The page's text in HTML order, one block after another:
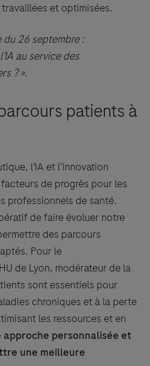
et optimisées.
du 26 septembre :
au service des
? ».
patients à
l’IA et l’innovation
de progrès pour les
professionnels de santé.
de faire évoluer notre
des parcours
Pour le
de Lyon, modérateur de la
sont essentiels pour
chroniques et à la perte
les ressources et en
approche personnalisée et
une meilleure